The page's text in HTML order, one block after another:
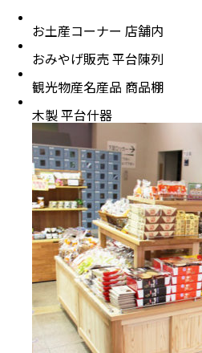
お土産コーナー 店舗内
おみやげ販売 平台陳列
観光物産名産品 商品棚
木製 平台什器